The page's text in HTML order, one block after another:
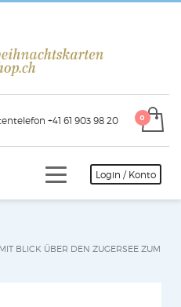
+41 61 903 98 20
Login / Konto
BLICK ÜBER DEN ZUGERSEE ZUM